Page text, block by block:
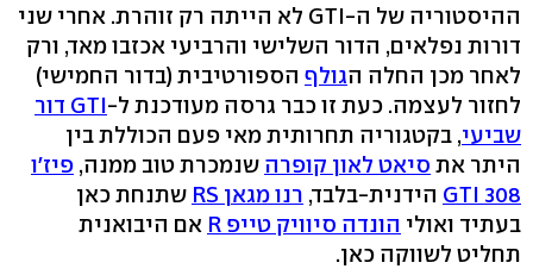
ההיסטוריה של ה-GTI לא הייתה רק זוהרת. אחרי שני
דורות נפלאים, הדור השלישי והרביעי אכזבו מאד, ורק
לאחר מכן החלה הגולף הספורטיבית (בדור החמישי)
לחזור לעצמה. כעת זו כבר גרסה מעודכנת ל-
GTI דור
שביעי, בקטגוריה תחרותית מאי פעם הכוללת בין
היתר את סיאט לאון קופרה שנמכרת טוב ממנה, פיז'ו
308 GTI
הידנית-בלבד, רנו מגאן RS
שתנחת כאן
בעתיד ואולי הונדה סיוויק טייפ R
אם היבואנית
תחליט לשווקה כאן.